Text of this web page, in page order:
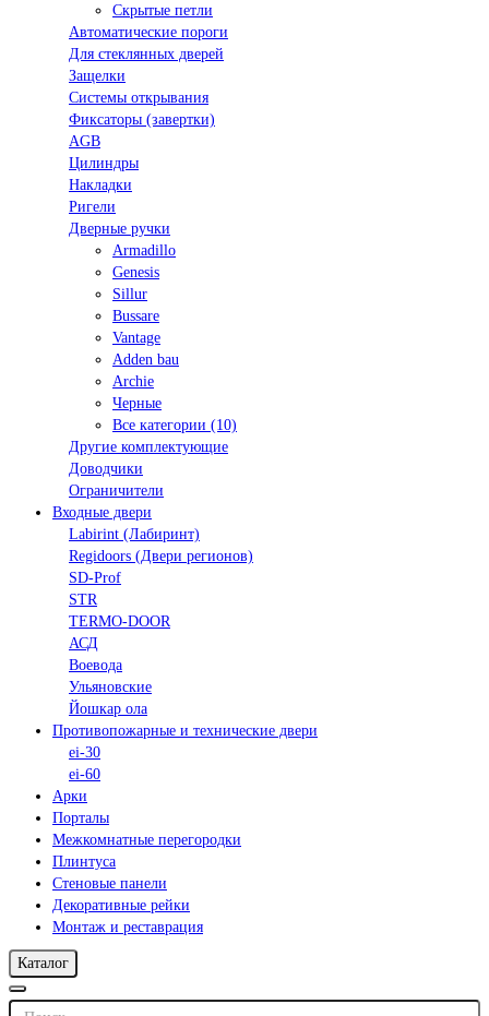
Скрытые петли
Автоматические пороги
Для стеклянных дверей
Защелки
Системы открывания
Фиксаторы (завертки)
AGB
Цилиндры
Накладки
Ригели
Дверные ручки
Armadillo
Genesis
Sillur
Bussare
Vantage
Adden bau
Archie
Черные
Все категории (10)
Другие комплектующие
Доводчики
Ограничители
Входные двери
Labirint (Лабиринт)
Regidoors (Двери регионов)
SD-Prof
STR
TERMO-DOOR
АСД
Воевода
Ульяновские
Йошкар ола
Противопожарные и технические двери
ei-30
ei-60
Арки
Порталы
Межкомнатные перегородки
Плинтуса
Стеновые панели
Декоративные рейки
Монтаж и реставрация
Каталог